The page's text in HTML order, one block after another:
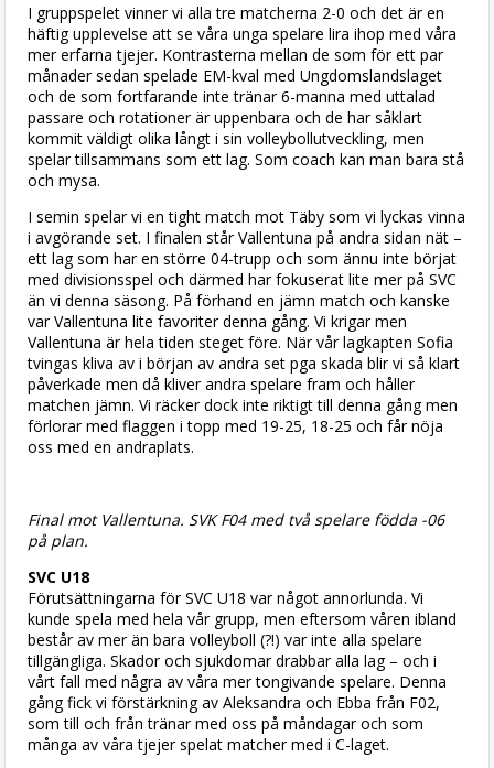
I gruppspelet vinner vi alla tre matcherna 2-0 och det är en
häftig upplevelse att se våra unga spelare lira ihop med våra
mer erfarna tjejer. Kontrasterna mellan de som för ett par
månader sedan spelade EM-kval med Ungdomslandslaget
och de som fortfarande inte tränar 6-manna med uttalad
passare och rotationer är uppenbara och de har såklart
kommit väldigt olika långt i sin volleybollutveckling, men
spelar tillsammans som ett lag. Som coach kan man bara stå
och mysa.
I semin spelar vi en tight match mot Täby som vi lyckas vinna
i avgörande set. I finalen står Vallentuna på andra sidan nät –
ett lag som har en större 04-trupp och som ännu inte börjat
med divisionsspel och därmed har fokuserat lite mer på SVC
än vi denna säsong. På förhand en jämn match och kanske
var Vallentuna lite favoriter denna gång. Vi krigar men
Vallentuna är hela tiden steget före. När vår lagkapten Sofia
tvingas kliva av i början av andra set pga skada blir vi så klart
påverkade men då kliver andra spelare fram och håller
matchen jämn. Vi räcker dock inte riktigt till denna gång men
förlorar med flaggen i topp med 19-25, 18-25 och får nöja
oss med en andraplats.
Final mot Vallentuna. SVK F04 med två spelare födda -06
på plan.
SVC U18
Förutsättningarna för SVC U18 var något annorlunda. Vi
kunde spela med hela vår grupp, men eftersom våren ibland
består av mer än bara volleyboll (?!) var inte alla spelare
tillgängliga. Skador och sjukdomar drabbar alla lag – och i
vårt fall med några av våra mer tongivande spelare. Denna
gång fick vi förstärkning av Aleksandra och Ebba från F02,
som till och från tränar med oss på måndagar och som
många av våra tjejer spelat matcher med i C-laget.